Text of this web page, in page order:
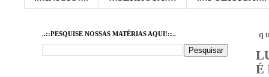
É
..::PESQUISE NOSSAS MATÉRIAS AQUI!::..